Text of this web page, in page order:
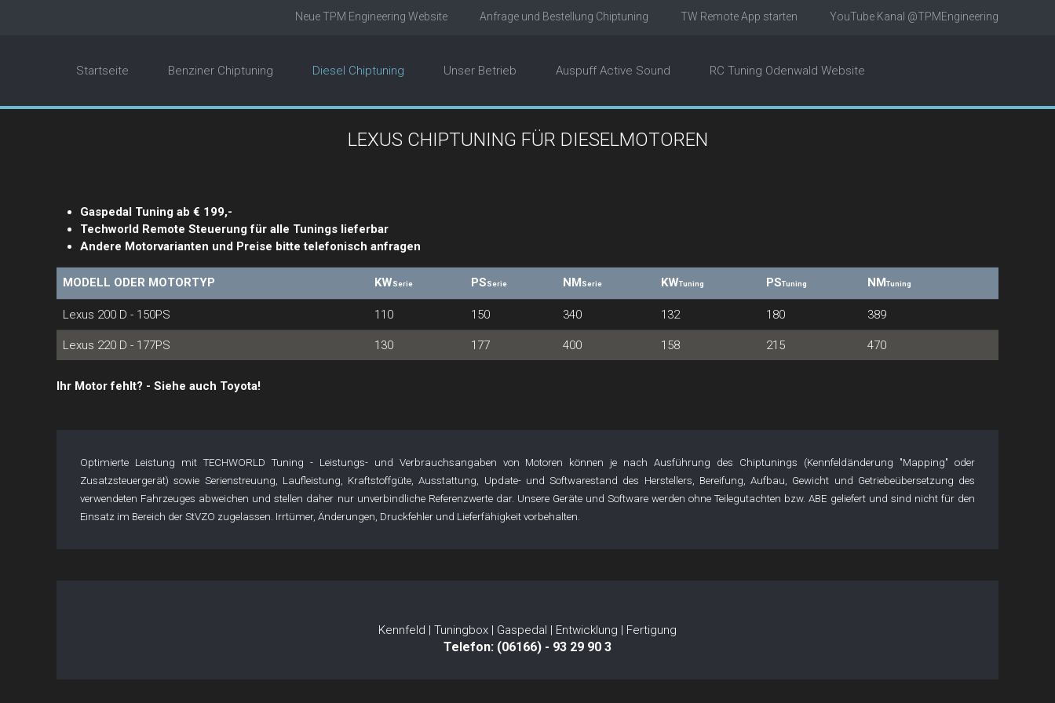
Neue TPM Engineering Website Anfrage und Bestellung Chiptuning TW Remote App starten YouTube Kanal @TPMEngineering
Startseite Benziner Chiptuning Diesel Chiptuning Unser Betrieb Auspuff Active Sound RC Tuning Odenwald Website
LEXUS CHIPTUNING FÜR DIESELMOTOREN
Gaspedal Tuning ab € 199,-
Techworld Remote Steuerung für alle Tunings lieferbar
Andere Motorvarianten und Preise bitte telefonisch anfragen
MODELL ODER MOTORTYP KWSerie PSSerie NMSerie KWTuning PSTuning NMTuning
Lexus 200 D - 150PS 110 150 340 132 180 389
Lexus 220 D - 177PS 130 177 400 158 215 470
Ihr Motor fehlt? - Siehe auch Toyota!
Optimierte Leistung mit TECHWORLD Tuning - Leistungs- und Verbrauchsangaben von Motoren können je nach Ausführung des Chiptunings (Kennfeldänderung "Mapping" oder
Zusatzsteuergerät) sowie Serienstreuung, Laufleistung, Kraftstoffgüte, Ausstattung, Update- und Softwarestand des Herstellers, Bereifung, Aufbau, Gewicht und Getriebeübersetzung des
verwendeten Fahrzeuges abweichen und stellen daher nur unverbindliche Referenzwerte dar. Unsere Geräte und Software werden ohne Teilegutachten bzw. ABE geliefert und sind nicht für den
Einsatz im Bereich der StVZO zugelassen. Irrtümer, Änderungen, Druckfehler und Lieferfähigkeit vorbehalten.
Kennfeld | Tuningbox | Gaspedal | Entwicklung | Fertigung
Telefon: (06166) - 93 29 90 3